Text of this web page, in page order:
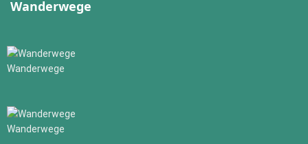
Wanderwege
Wanderwege
Wanderwege